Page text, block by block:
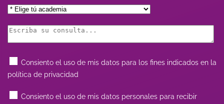
Consiento el uso de mis datos para los fines indicados en la
política de privacidad
Consiento el uso de mis datos personales para recibir